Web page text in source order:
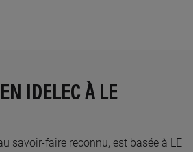
IDELEC À LE
savoir-faire reconnu, est basée à LE